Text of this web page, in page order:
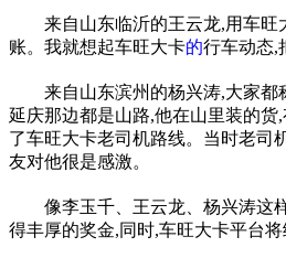
来自山东临沂的王云龙,用车
账。我就想起车旺大卡的行车动态,
来自山东滨州的杨兴涛,大家
延庆那边都是山路,他在山里装的
了车旺大卡老司机路线。当时老司
友对他很是感激。
像李玉千、王云龙、杨兴涛这
得丰厚的奖金,同时,车旺大卡平台